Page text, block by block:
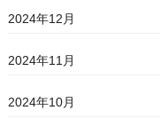
2024年12月
2024年11月
2024年10月